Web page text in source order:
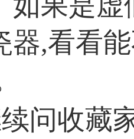
器,看看
问收藏